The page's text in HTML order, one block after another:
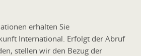
erhalten Sie
International. Erfolgt der Abruf
stellen wir den Bezug der